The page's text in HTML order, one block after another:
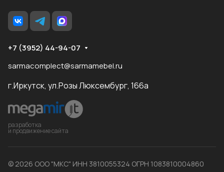
+7 (3952) 44-94-07
sarmacomplect@sarmamebel.ru
г.Иркутск, ул.Розы Люксембург, 166а
разработка
и продвижение сайта
© 2026 ООО "МКС" ИНН 3810055324 ОГРН 1083810004860